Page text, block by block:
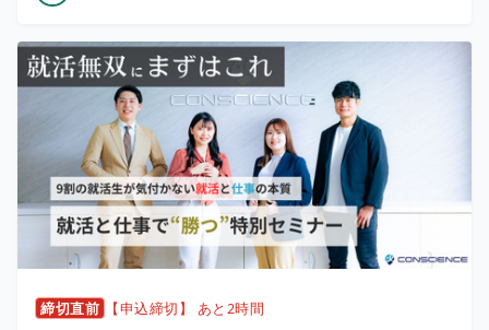
締切直前 【申込締切】 あと2時間